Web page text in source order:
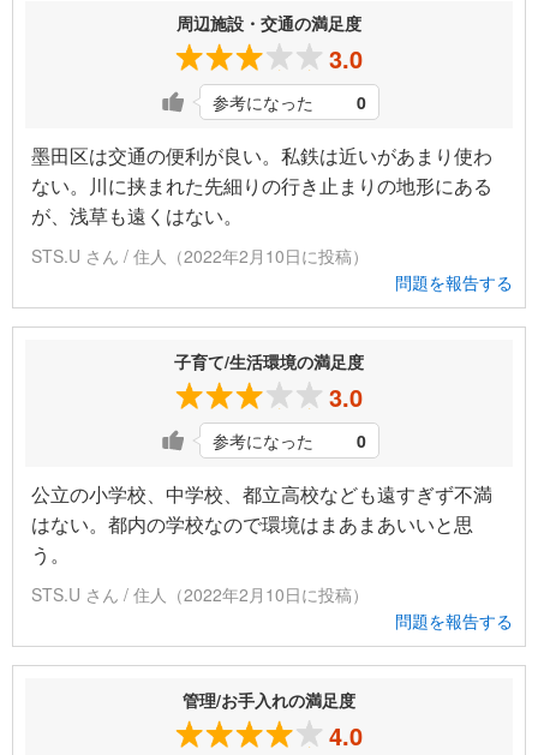
周辺施設・交通の満足度
3.0
参考になった 0
墨田区は交通の便利が良い。私鉄は近いがあまり使わ
ない。川に挟まれた先細りの行き止まりの地形にある
が、浅草も遠くはない。
STS.U さん / 住人（2022年2月10日に投稿）
問題を報告する
子育て/生活環境の満足度
3.0
参考になった 0
公立の小学校、中学校、都立高校なども遠すぎず不満
はない。都内の学校なので環境はまあまあいいと思
う。
STS.U さん / 住人（2022年2月10日に投稿）
問題を報告する
管理/お手入れの満足度
4.0